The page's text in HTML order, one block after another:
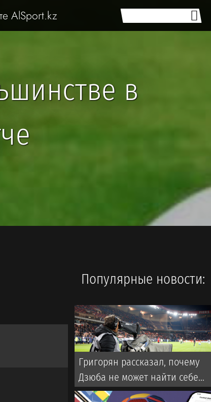
AlSport.kz
в
Популярные новости:
Григорян рассказал, почему
Дзюба не может найти себе
команду в РПЛ